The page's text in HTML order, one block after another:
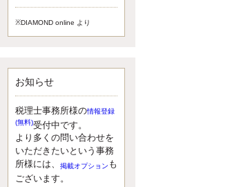
更新:2017年5月1日(大阪市中央区)
---------------------
湘南のぽっちゃり女性税理士
松村文子と湘南ＢＵ
また最近、税理士試験のご相談を受
けることおおくなりました。受験申
し込み受け付け開始になるからです
ね。勉強したが、中途半端なので、
受験が無駄に思っている人もいるよ
うです。まず、私ならダメと思う前
に、全力で勝負してみたいです！
更新:2017年5月1日(神奈川県藤沢市)
※DIAMOND online より
お知らせ
税理士事務所様の情報登録
(無料)受付中です。
より多くの問い合わせを
いただきたいという事務
所様には、
掲載オプション も
ございます。